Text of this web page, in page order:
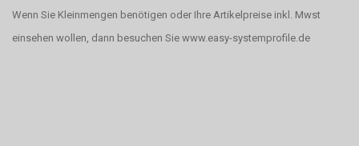
Wenn Sie Kleinmengen benötigen oder Ihre Artikelpreise inkl. Mwst
einsehen wollen, dann besuchen Sie www.easy-systemprofile.de